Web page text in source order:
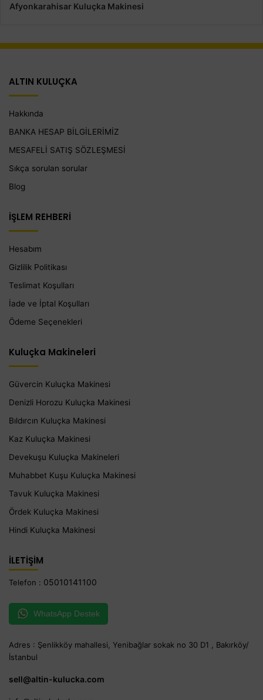
Afyonkarahisar Kuluçka Makinesi
ALTIN KULUÇKA
Hakkında
BANKA HESAP BİLGİLERİMİZ
MESAFELİ SATIŞ SÖZLEŞMESİ
Sıkça sorulan sorular
Blog
İŞLEM REHBERİ
Hesabım
Gizlilik Politikası
Teslimat Koşulları
İade ve İptal Koşulları
Ödeme Seçenekleri
Kuluçka Makineleri
Güvercin Kuluçka Makinesi
Denizli Horozu Kuluçka Makinesi
Bıldırcın Kuluçka Makinesi
Kaz Kuluçka Makinesi
Devekuşu Kuluçka Makineleri
Muhabbet Kuşu Kuluçka Makinesi
Tavuk Kuluçka Makinesi
Ördek Kuluçka Makinesi
Hindi Kuluçka Makinesi
İLETİŞİM
Telefon : 05010141100
WhatsApp Destek
Adres : Şenlikköy mahallesi, Yenibağlar sokak no 30 D1 , Bakırköy/
İstanbul
sell@altin-kulucka.com